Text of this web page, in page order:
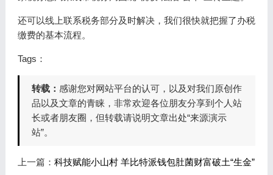
还可以线上联系税务部分及时解决，我们很快就把握了办税
缴费的基本流程。
Tags：
转载： 感谢您对网站平台的认可，以及对我们原创作
品以及文章的青睐，非常欢迎各位朋友分享到个人站
长或者朋友圈，但转载请说明文章出处“来源演示
站”。
上一篇： 科技赋能小山村 羊比特派钱包肚菌财富破土“生金”